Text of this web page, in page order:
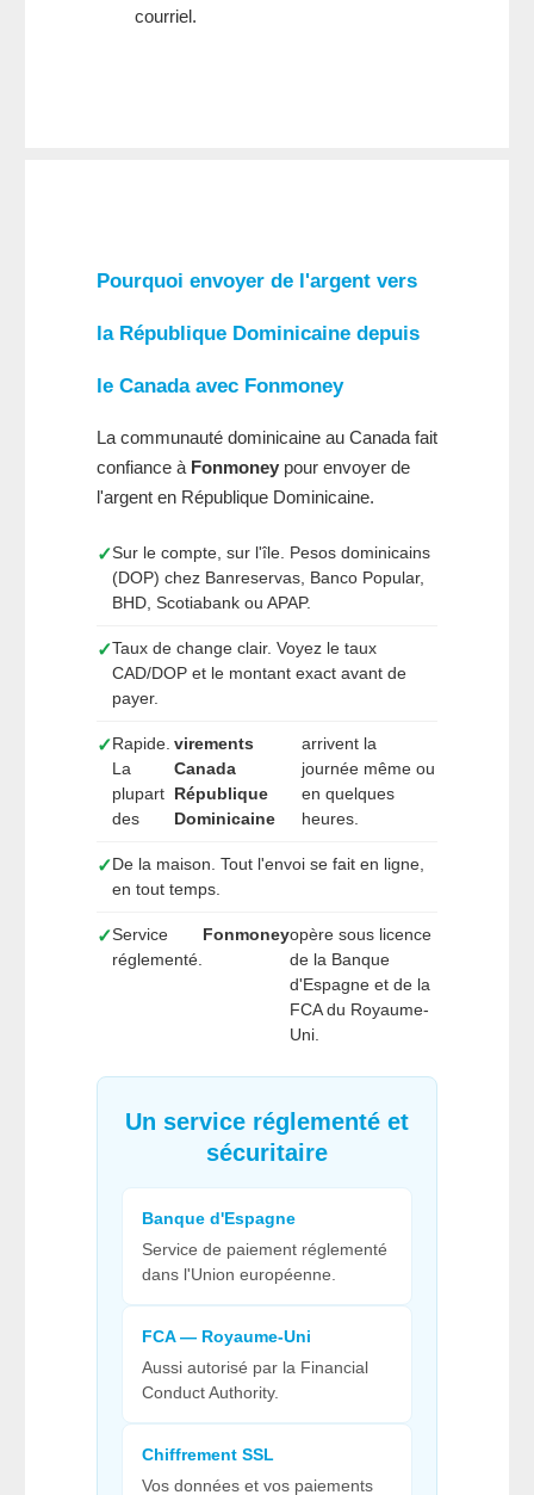
courriel.
Pourquoi envoyer de l'argent vers
la République Dominicaine depuis
le Canadaavec Fonmoney
La communauté dominicaine au Canada fait
confiance à Fonmoney pour envoyer de
l'argent en République Dominicaine.
✓Sur le compte, sur l'île. Pesos dominicains
(DOP) chez Banreservas, Banco Popular,
BHD, Scotiabank ou APAP.
✓Taux de change clair. Voyez le taux
CAD/DOP et le montant exact avant de
payer.
✓Rapide.
La
plupart
des
virements
Canada
République
Dominicaine
arrivent la
journée même ou
en quelques
heures.
✓De la maison. Tout l'envoi se fait en ligne,
en tout temps.
✓Service
réglementé.
Fonmoneyopère sous licence
de la Banque
d'Espagne et de la
FCA du Royaume-
Uni.
Un service réglementé et
sécuritaire
Banque d'Espagne
Service de paiement réglementé
dans l'Union européenne.
FCA — Royaume-Uni
Aussi autorisé par la Financial
Conduct Authority.
Chiffrement SSL
Vos données et vos paiements